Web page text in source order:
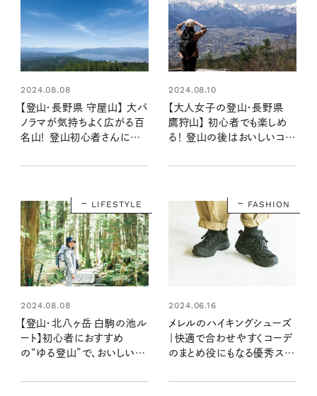
2024.08.08
【登山・長野県 守屋山】 大パ
ノラマが気持ちよく広がる百
名山！ 登山初心者さんにお
え
2024.08.10
【大人女子の登山・長野県
鷹狩山】 初心者でも楽しめ
る！ 登山の後はおいしいコー
と
LIFESTYLE
2024.08.08
【登山・北八ヶ岳 白駒の池ル
ート】初心者におすすめ
の“ゆる登山”で、おいしいも
こう
FASHION
2024.06.16
メレルのハイキングシューズ
｜快適で合わせやすくコーデ
のまとめ役にもなる優秀スニ
しゃれ】